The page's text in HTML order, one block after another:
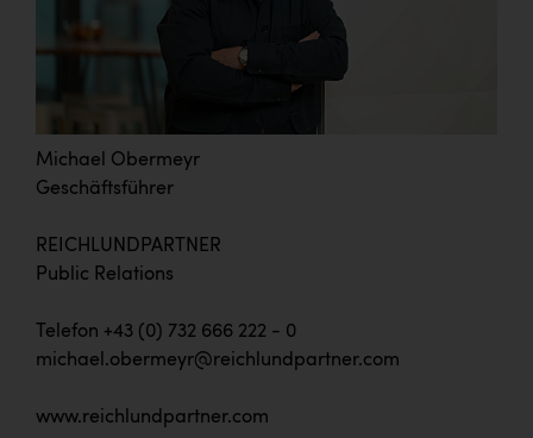
Michael Obermeyr
Geschäftsführer
REICHLUNDPARTNER
Public Relations
Telefon +43 (0) 732 666 222 - 0
michael.obermeyr@reichlundpartner.com
www.reichlundpartner.com